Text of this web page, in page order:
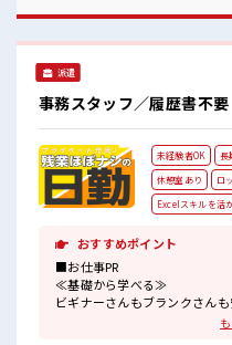
しくおしゃべり！
派遣
事務スタッフ／履歴書不要
未経験者OK 長
休憩室あり
ロ
Excelスキルを活
おすすめポイント
■お仕事PR
≪基礎から学べる≫
ビギナーさんもブランクさん